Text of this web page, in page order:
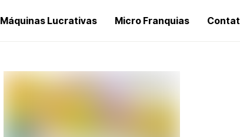
Máquinas Lucrativas Micro Franquias